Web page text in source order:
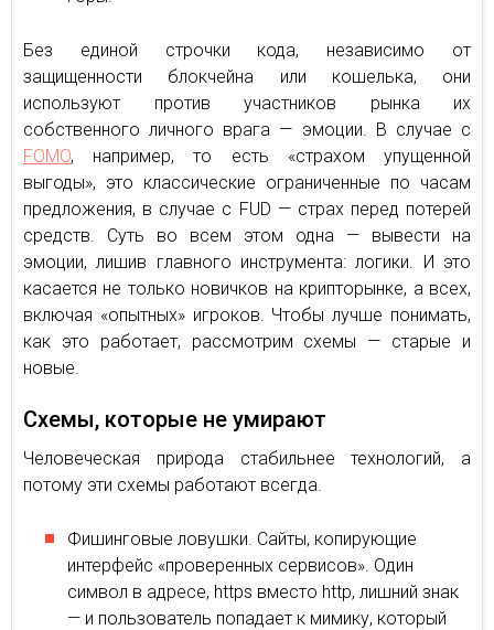
Без единой строчки кода, независимо от
защищенности блокчейна или кошелька, они
используют против участников рынка их
собственного личного врага — эмоции. В случае с
FOMO, например, то есть «страхом упущенной
выгоды», это классические ограниченные по часам
предложения, в случае с FUD — страх перед потерей
средств. Суть во всем этом одна — вывести на
эмоции, лишив главного инструмента: логики. И это
касается не только новичков на крипторынке, а всех,
включая «опытных» игроков. Чтобы лучше понимать,
как это работает, рассмотрим схемы — старые и
новые.
Схемы, которые не умирают
Человеческая природа стабильнее технологий, а
потому эти схемы работают всегда.
Фишинговые ловушки. Сайты, копирующие
интерфейс «проверенных сервисов». Один
символ в адресе, https вместо http, лишний знак
— и пользователь попадает к мимику, который